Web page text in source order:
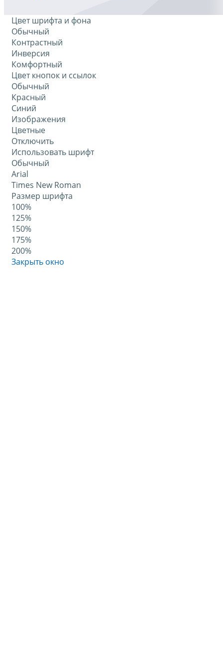
Цвет шрифта и фона
Обычный
Контрастный
Инверсия
Комфортный
Цвет кнопок и ссылок
Обычный
Красный
Синий
Изображения
Цветные
Отключить
Использовать шрифт
Обычный
Arial
Times New Roman
Размер шрифта
100%
125%
150%
175%
200%
Закрыть окно